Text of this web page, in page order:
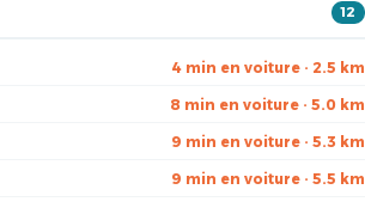
12
4 min en voiture · 2.5 km
8 min en voiture · 5.0 km
9 min en voiture · 5.3 km
9 min en voiture · 5.5 km